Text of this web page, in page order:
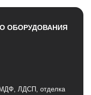
ОБОРУДОВАНИЯ
ЛДСП, отделка